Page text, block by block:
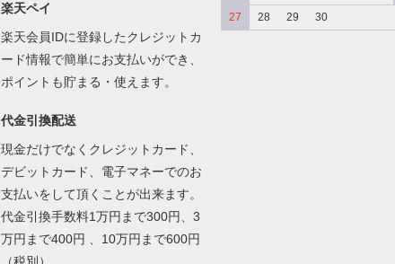
楽天ペイ
楽天会員IDに登録したクレジットカ
ード情報で簡単にお支払いができ、
ポイントも貯まる・使えます。
代金引換配送
現金だけでなくクレジットカード、
デビットカード、電子マネーでのお
支払いをして頂くことが出来ます。
代金引換手数料1万円まで300円、3
万円まで400円 、10万円まで600円
27
28 29 30